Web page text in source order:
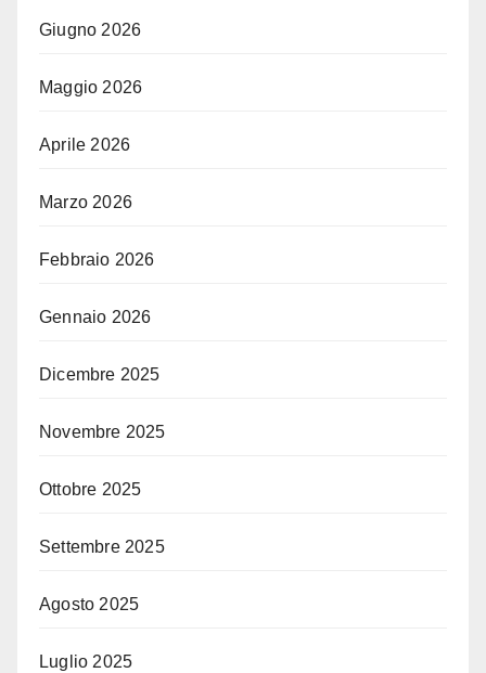
Giugno 2026
Maggio 2026
Aprile 2026
Marzo 2026
Febbraio 2026
Gennaio 2026
Dicembre 2025
Novembre 2025
Ottobre 2025
Settembre 2025
Agosto 2025
Luglio 2025